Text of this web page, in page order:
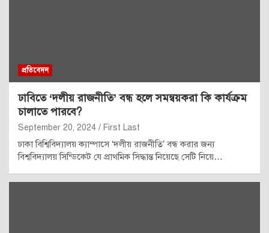
প্রতিবেদন
ঢাবিতে ‘দলীয় রাজনীতি’ বন্ধ হলে সমন্বয়করা কি কার্যক্রম
চালাতে পারবে?
September 20, 2024 First Last
ঢাকা বিশ্বিবিদ্যালয় ক্যাম্পাসে ‘দলীয় রাজনীতি’ বন্ধ করার জন্য
বিশ্ববিদ্যালয় সিন্ডিকেট যে প্রাথমিক সিদ্ধান্ত নিয়েছে সেটি নিয়ে…